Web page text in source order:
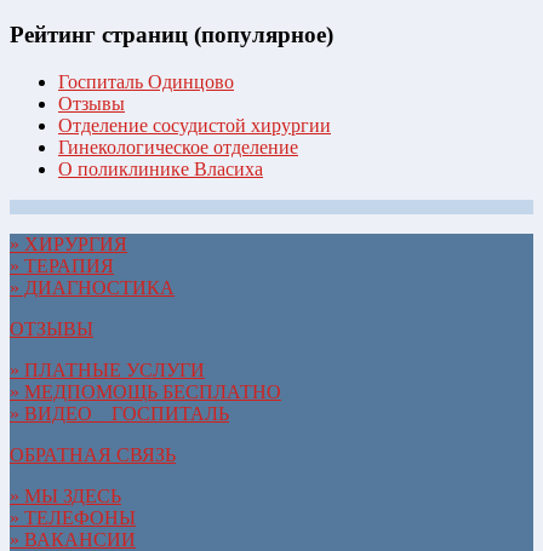
Рейтинг страниц (популярное)
Госпиталь Одинцово
Отзывы
Отделение сосудистой хирургии
Гинекологическое отделение
О поликлинике Власиха
» ХИРУРГИЯ
» ТЕРАПИЯ
» ДИАГНОСТИКА
ОТЗЫВЫ
» ПЛАТНЫЕ УСЛУГИ
» МЕДПОМОЩЬ БЕСПЛАТНО
» ВИДЕО__ГОСПИТАЛЬ
ОБРАТНАЯ СВЯЗЬ
» МЫ ЗДЕСЬ
» ТЕЛЕФОНЫ
» ВАКАНСИИ